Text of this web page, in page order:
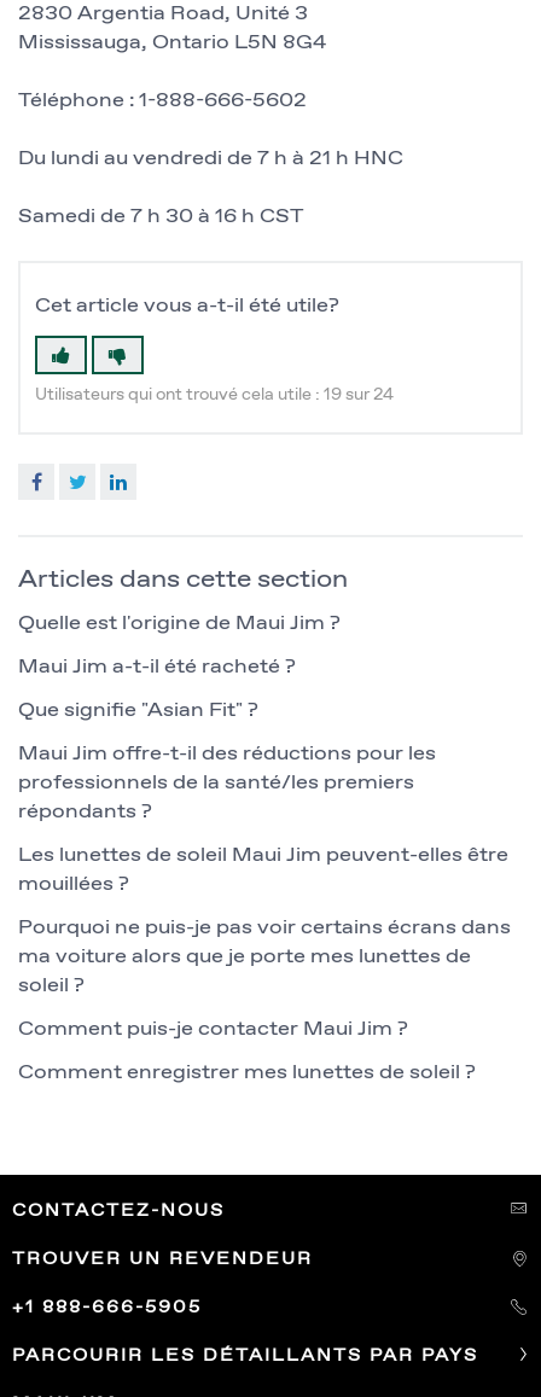
2830 Argentia Road, Unité 3
Mississauga, Ontario L5N 8G4
Téléphone : 1-888-666-5602
Du lundi au vendredi de 7 h à 21 h HNC
Samedi de 7 h 30 à 16 h CST
Cet article vous a-t-il été utile?
Utilisateurs qui ont trouvé cela utile : 19 sur 24
Facebook
Twitter
Articles dans cette section
Quelle est l'origine de Maui Jim ?
Maui Jim a-t-il été racheté ?
Que signifie "Asian Fit" ?
Maui Jim offre-t-il des réductions pour les
professionnels de la santé/les premiers
répondants ?
Les lunettes de soleil Maui Jim peuvent-elles être
mouillées ?
Pourquoi ne puis-je pas voir certains écrans dans
ma voiture alors que je porte mes lunettes de
soleil ?
Comment puis-je contacter Maui Jim ?
Comment enregistrer mes lunettes de soleil ?
CONTACTEZ-NOUS
TROUVER UN REVENDEUR
+1 888-666-5905
PARCOURIR LES DÉTAILLANTS PAR PAYS